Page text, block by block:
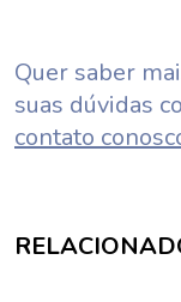
Quer saber
suas dúvidas
contato